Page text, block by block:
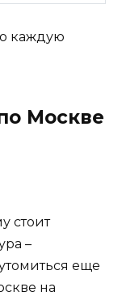
каждую
Москве
стоит
–
еще
на